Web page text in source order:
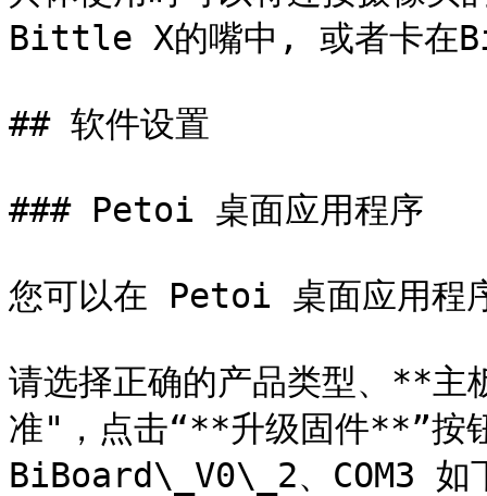
Bittle X的嘴中, 或者卡在
## 软件设置
### Petoi 桌面应用程序
您可以在 Petoi 桌面应用程
请选择正确的产品类型、**
准"，点击“**升级固件**”
BiBoard\_V0\_2、COM3 如